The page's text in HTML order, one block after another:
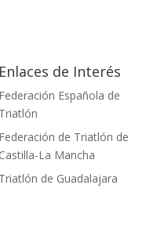
Enlaces de Interés
Federación Española de
Triatlón
Federación de Triatlón de
Castilla-La Mancha
Triatlón de Guadalajara